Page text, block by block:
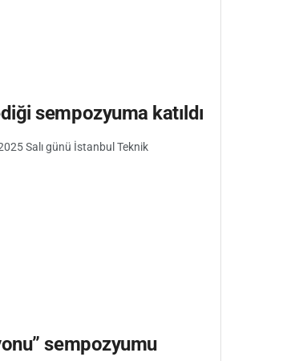
sempozyuma katıldı
Salı günü İstanbul Teknik
sempozyumu